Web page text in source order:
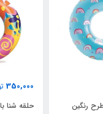
بست
465,000
حلقه شنا